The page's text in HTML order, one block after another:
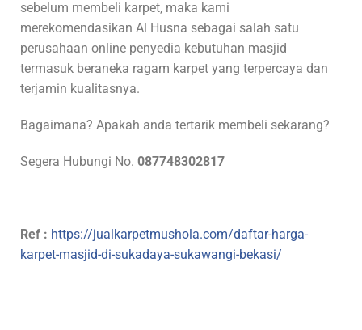
sebelum membeli karpet, maka kami
merekomendasikan Al Husna sebagai salah satu
perusahaan online penyedia kebutuhan masjid
termasuk beraneka ragam karpet yang terpercaya dan
terjamin kualitasnya.
Bagaimana? Apakah anda tertarik membeli sekarang?
Segera Hubungi No. 087748302817
Ref : https://jualkarpetmushola.com/daftar-harga-
karpet-masjid-di-sukadaya-sukawangi-bekasi/